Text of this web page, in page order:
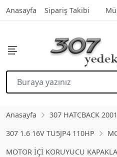
Anasayfa Sipariş Takibi
Anasayfa
307 HATCBACK
307 1.6 16V TU5JP4 110HP
MOTOR İÇİ KORUYUCU